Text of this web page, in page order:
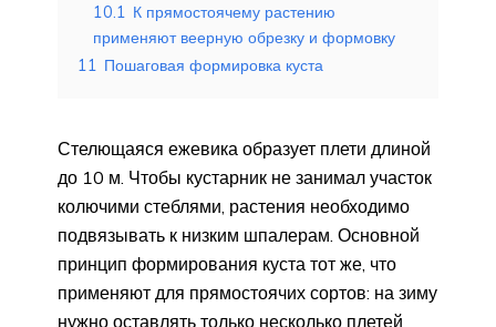
10.1 К прямостоячему растению
применяют веерную обрезку и формовку
11 Пошаговая формировка куста
Стелющаяся ежевика образует плети длиной
до 10 м. Чтобы кустарник не занимал участок
колючими стеблями, растения необходимо
подвязывать к низким шпалерам. Основной
принцип формирования куста тот же, что
применяют для прямостоячих сортов: на зиму
нужно оставлять только несколько плетей